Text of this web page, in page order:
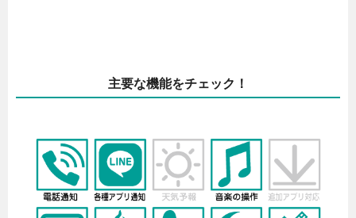
主要な機能をチェック！